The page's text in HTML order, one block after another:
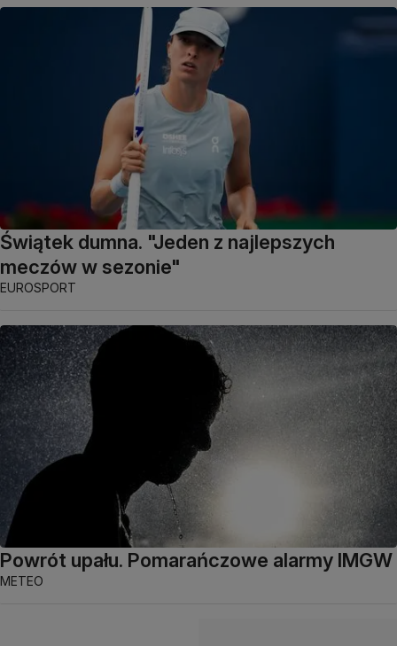
Świątek dumna. "Jeden z najlepszych
meczów w sezonie"
EUROSPORT
Powrót upału. Pomarańczowe alarmy IMGW
METEO